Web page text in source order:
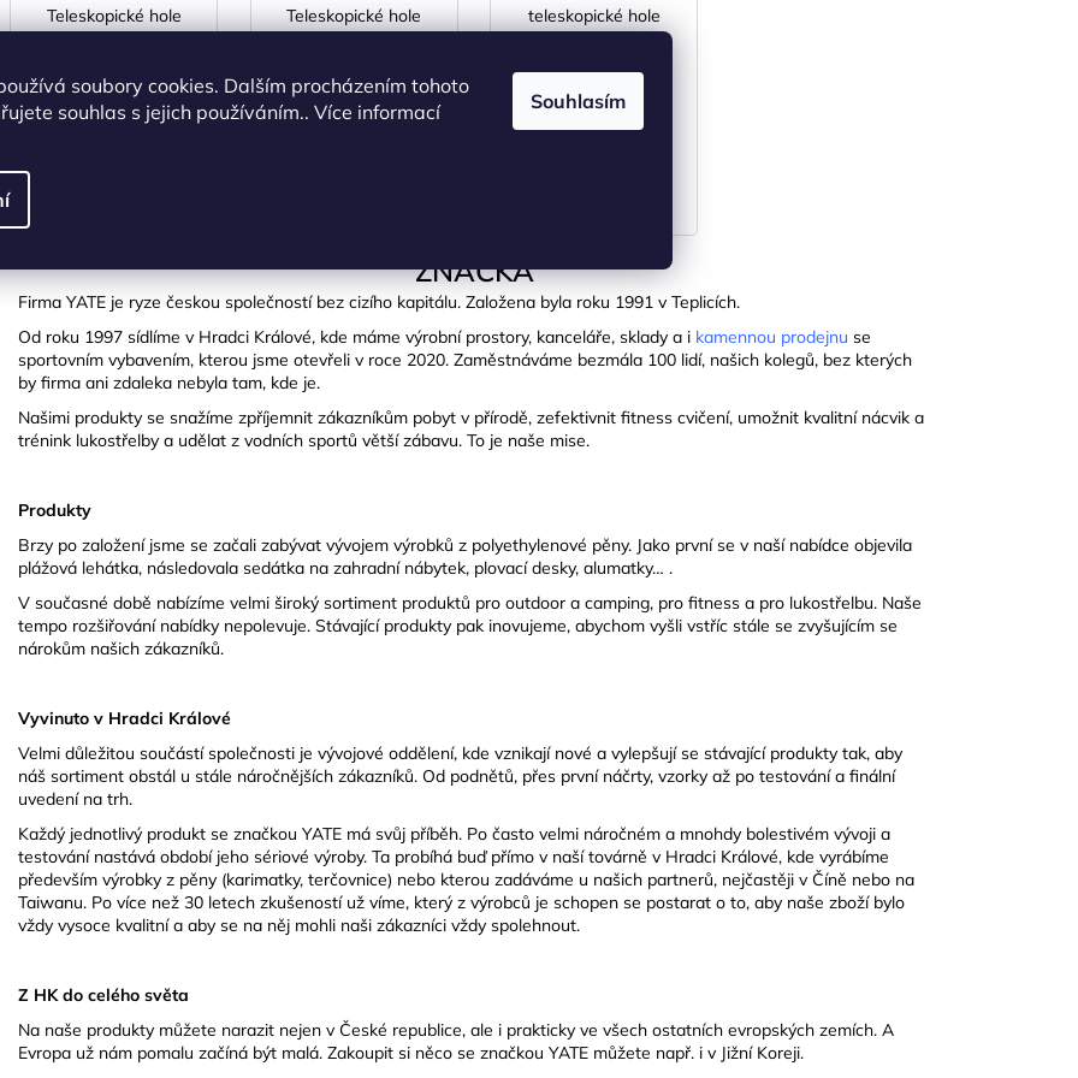
soubory cookies. Dalším procházením tohoto
souhlas s jejich používáním.. Více informací
Souhlasím
Teleskopické hole
430 Kč bez DPH
520 Kč
Teleskopické hole
818 Kč bez DPH
990 Kč
teleskopické hole
983 Kč bez DPH
1 190 Kč
ZNAČKA
Firma YATE je ryze českou společností bez cizího kapitálu. Založena byla roku 1991 v Teplicích.
Od roku 1997 sídlíme v Hradci Králové, kde máme výrobní prostory, kanceláře, sklady a i kamennou prodejnu se
sportovním vybavením, kterou jsme otevřeli v roce 2020. Zaměstnáváme bezmála 100 lidí, našich kolegů, bez kterých
by firma ani zdaleka nebyla tam, kde je.
Našimi produkty se snažíme zpříjemnit zákazníkům pobyt v přírodě, zefektivnit fitness cvičení, umožnit kvalitní nácvik a
trénink lukostřelby a udělat z vodních sportů větší zábavu. To je naše mise.
Produkty
Brzy po založení jsme se začali zabývat vývojem výrobků z polyethylenové pěny. Jako první se v naší nabídce objevila
plážová lehátka, následovala sedátka na zahradní nábytek, plovací desky, alumatky… .
V současné době nabízíme velmi široký sortiment produktů pro outdoor a camping, pro fitness a pro lukostřelbu. Naše
tempo rozšiřování nabídky nepolevuje. Stávající produkty pak inovujeme, abychom vyšli vstříc stále se zvyšujícím se
nárokům našich zákazníků.
Vyvinuto v Hradci Králové
Velmi důležitou součástí společnosti je vývojové oddělení, kde vznikají nové a vylepšují se stávající produkty tak, aby
náš sortiment obstál u stále náročnějších zákazníků. Od podnětů, přes první náčrty, vzorky až po testování a finální
uvedení na trh.
Každý jednotlivý produkt se značkou YATE má svůj příběh. Po často velmi náročném a mnohdy bolestivém vývoji a
testování nastává období jeho sériové výroby. Ta probíhá buď přímo v naší továrně v Hradci Králové, kde vyrábíme
především výrobky z pěny (karimatky, terčovnice) nebo kterou zadáváme u našich partnerů, nejčastěji v Číně nebo na
Taiwanu. Po více než 30 letech zkušeností už víme, který z výrobců je schopen se postarat o to, aby naše zboží bylo
vždy vysoce kvalitní a aby se na něj mohli naši zákazníci vždy spolehnout.
Z HK do celého světa
Na naše produkty můžete narazit nejen v České republice, ale i prakticky ve všech ostatních evropských zemích. A
Evropa už nám pomalu začíná být malá. Zakoupit si něco se značkou YATE můžete např. i v Jižní Koreji.